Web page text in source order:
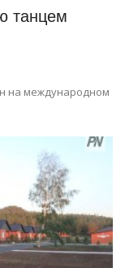
танцем
на международном